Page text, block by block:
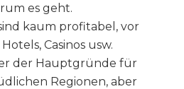
es geht.
kaum profitabel, vor
Casinos usw.
der Hauptgründe für
Regionen, aber